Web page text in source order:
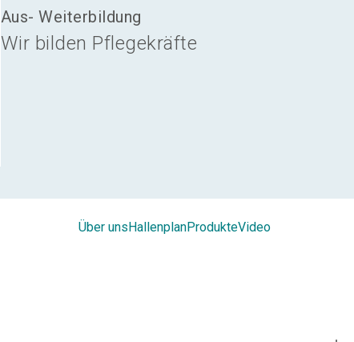
Aus- Weiterbildung
Wir bilden Pflegekräfte
Über unsHallenplanProdukteVideo